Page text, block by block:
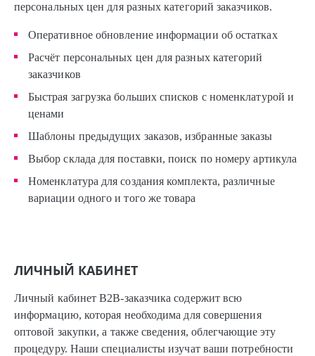
персональных цен для разных категорий заказчиков.
Оперативное обновление информации об остатках
Расчёт персональных цен для разных категорий
заказчиков
Быстрая загрузка больших списков с номенклатурой и
ценами
Шаблоны предыдущих заказов, избранные заказы
Выбор склада для поставки, поиск по номеру артикула
Номенклатура для создания комплекта, различные
вариации одного и того же товара
ЛИЧНЫЙ КАБИНЕТ
Личный кабинет B2B-заказчика содержит всю
информацию, которая необходима для совершения
оптовой закупки, а также сведения, облегчающие эту
процедуру. Наши специалисты изучат ваши потребности